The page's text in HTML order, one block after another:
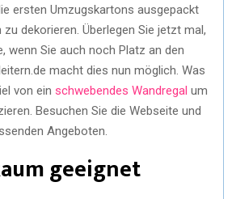
ersten Umzugskartons ausgepackt
dekorieren. Überlegen Sie jetzt mal,
wenn Sie auch noch Platz an den
macht dies nun möglich. Was
von ein schwebendes Wandregal um
Besuchen Sie die Webseite und
Angeboten.
geeignet